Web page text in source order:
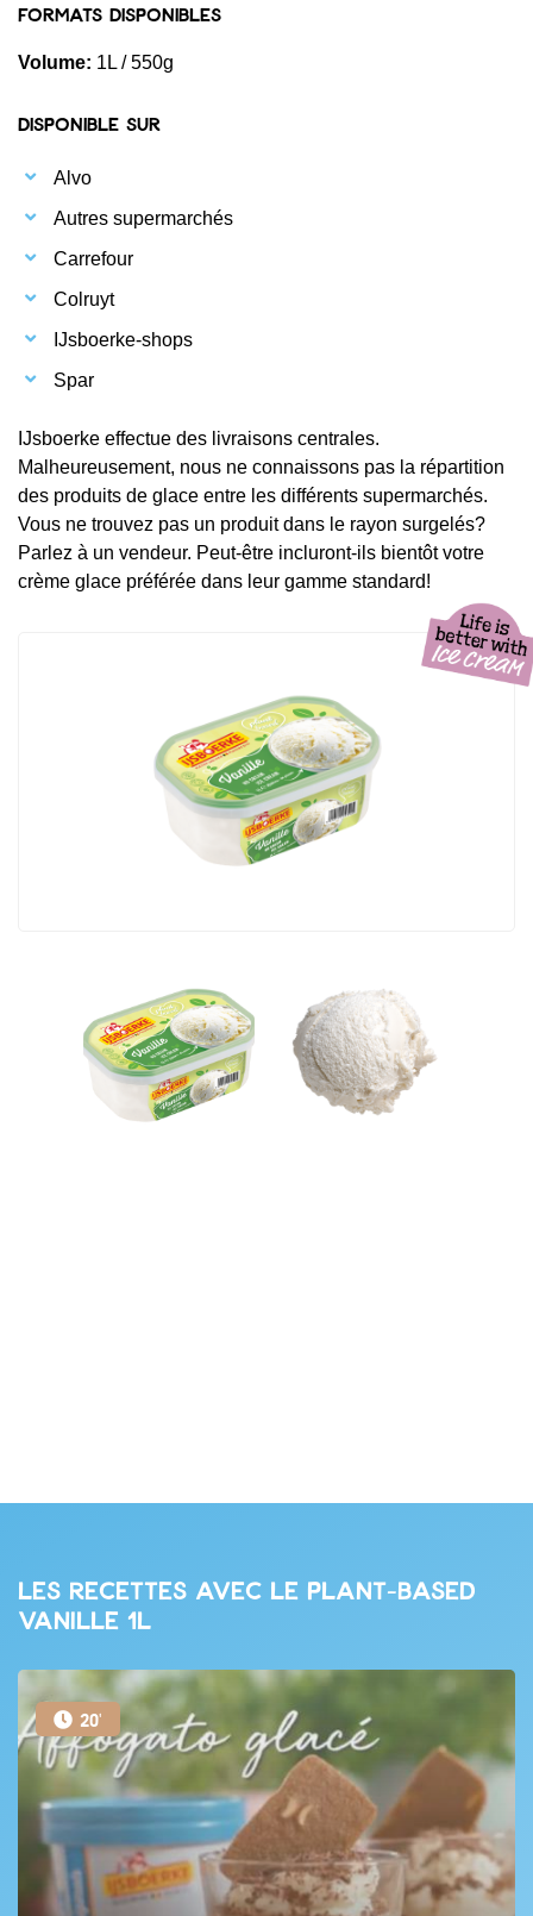
Formats disponibles
Volume: 1L / 550g
Disponible sur
Alvo
Autres supermarchés
Carrefour
Colruyt
IJsboerke-shops
Spar
IJsboerke effectue des livraisons centrales.
Malheureusement, nous ne connaissons pas la répartition
des produits de glace entre les différents supermarchés.
Vous ne trouvez pas un produit dans le rayon surgelés?
Parlez à un vendeur. Peut-être incluront-ils bientôt votre
crème glace préférée dans leur gamme standard!
Les recettes avec le Plant-based
Vanille 1L
20'